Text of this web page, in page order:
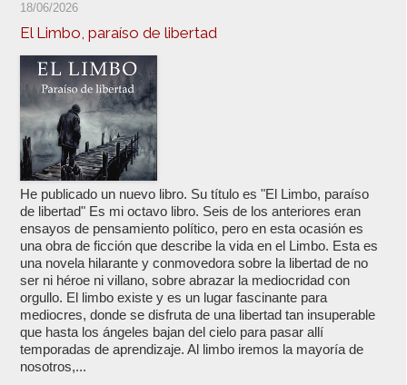
18/06/2026
El Limbo, paraíso de libertad
He publicado un nuevo libro. Su título es "El Limbo, paraíso
de libertad" Es mi octavo libro. Seis de los anteriores eran
ensayos de pensamiento político, pero en esta ocasión es
una obra de ficción que describe la vida en el Limbo. Esta es
una novela hilarante y conmovedora sobre la libertad de no
ser ni héroe ni villano, sobre abrazar la mediocridad con
orgullo. El limbo existe y es un lugar fascinante para
mediocres, donde se disfruta de una libertad tan insuperable
que hasta los ángeles bajan del cielo para pasar allí
temporadas de aprendizaje. Al limbo iremos la mayoría de
nosotros,...